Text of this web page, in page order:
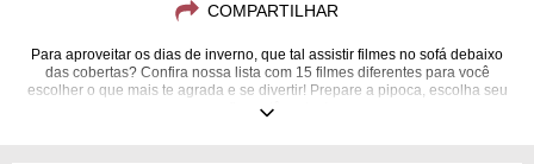
COMPARTILHAR
Para aproveitar os dias de inverno, que tal assistir filmes no sofá debaixo
das cobertas? Confira nossa lista com 15 filmes diferentes para você
escolher o que mais te agrada e se divertir! Prepare a pipoca, escolha seu
prefiro e dê o play!